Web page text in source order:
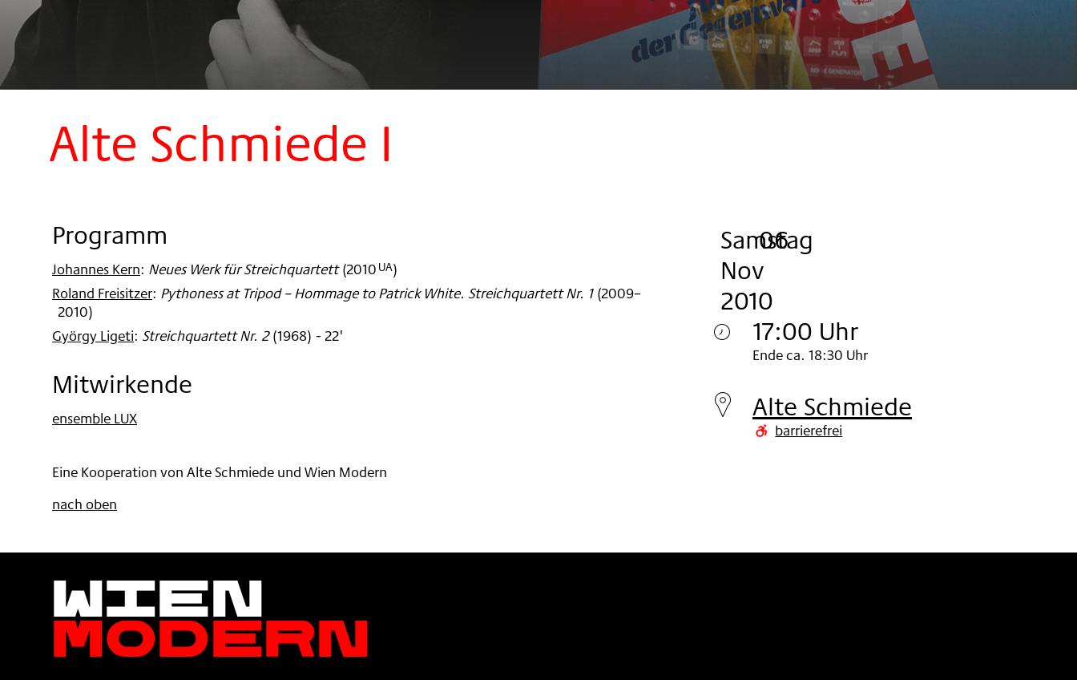
Alte Schmiede I
Samstag
, 06
.
Nov
2010
.
17:00 Uhr
Samstag
06.
Nov
Ende ca. 18:30 Uhr
Alte Schmiede
barrierefrei
Programm
Johannes Kern: Neues Werk für Streichquartett (2010UA)
Roland Freisitzer: Pythoness at Tripod – Hommage to Patrick White. Streichquartett Nr. 1 (2009–
2010)
György Ligeti: Streichquartett Nr. 2 (1968) - 22'
Mitwirkende
ensemble LUX
Eine Kooperation von Alte Schmiede und Wien Modern
nach oben
Wien
Modern